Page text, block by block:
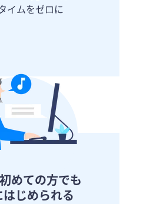
イムをゼロに
めての方でも
はじめられる